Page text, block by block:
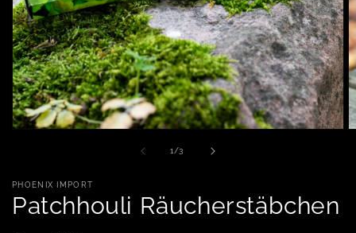
1/
von
3
PHOENIX IMPORT
Patchhouli Räucherstäbchen